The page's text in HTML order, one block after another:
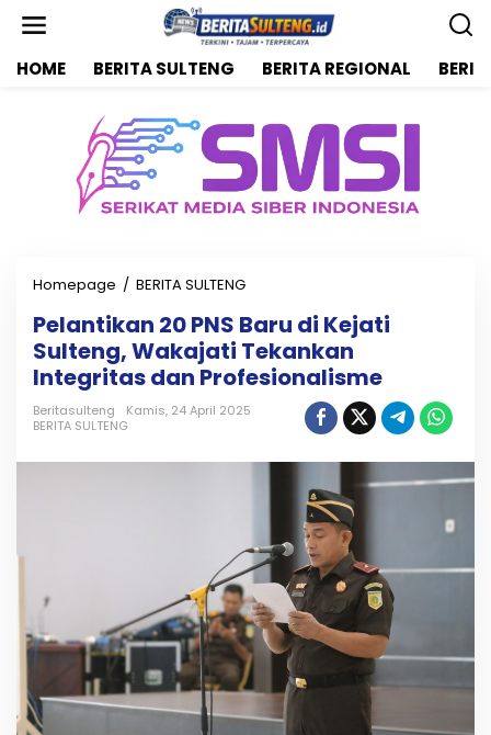
HOME BERITA SULTENG BERITA REGIONAL
Homepage / BERITA SULTENG
l
a
n
t
i
N
S
B
a
r
u
d
K
Pelantikan 20 PNS Baru di Kejati
Sulteng, Wakajati Tekankan
Integritas dan Profesionalisme
Beritasulteng
Kamis, 24 April 2025
BERITA SULTENG